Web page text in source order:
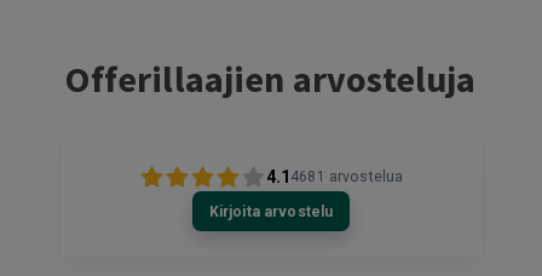
Offerillaajien arvosteluja
4.1 4681 arvostelua
Kirjoita arvostelu